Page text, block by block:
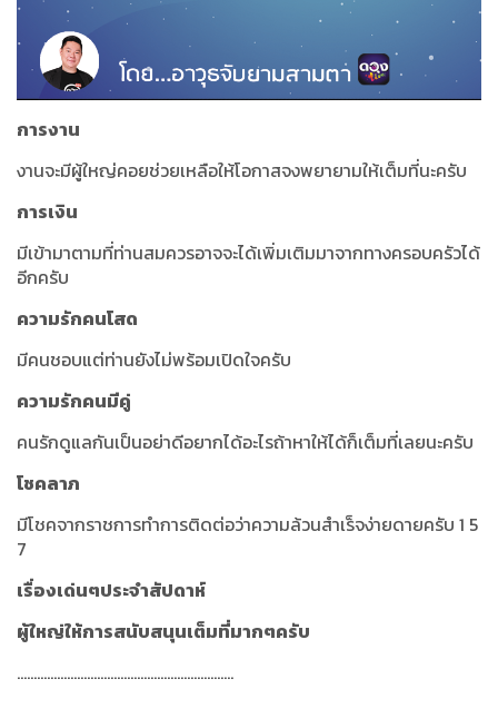
การงาน
งานจะมีผู้ใหญ่คอยช่วยเหลือให้โอกาสจงพยายามให้เต็มที่นะครับ
การเงิน
มีเข้ามาตามที่ท่านสมควรอาจจะได้เพิ่มเติมมาจากทางครอบครัวได้
อีกครับ
ความรักคนโสด
มีคนชอบแต่ท่านยังไม่พร้อมเปิดใจครับ
ความรักคนมีคู่
คนรักดูแลกันเป็นอย่าดีอยากได้อะไรถ้าหาให้ได้ก็เต็มที่เลยนะครับ
โชคลาภ
มีโชคจากราชการทำการติดต่อว่าความล้วนสำเร็จง่ายดายครับ 1 5
7
เรื่องเด่นๆประจำสัปดาห์
ผู้ใหญ่ให้การสนับสนุนเต็มที่มากๆครับ
.................................................................